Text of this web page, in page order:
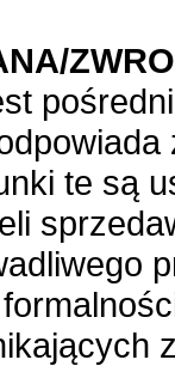
te są